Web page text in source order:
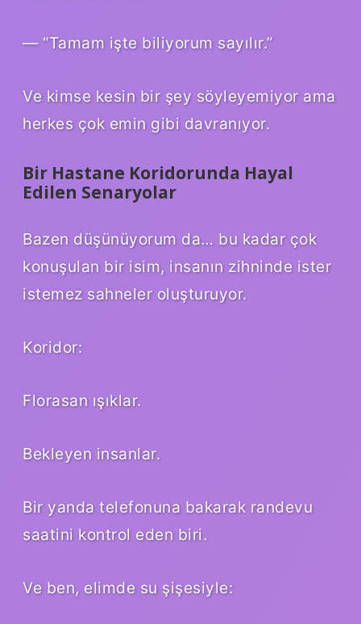
— “Tamam işte biliyorum sayılır.”
Ve kimse kesin bir şey söyleyemiyor ama
herkes çok emin gibi davranıyor.
Bir Hastane Koridorunda Hayal
Edilen Senaryolar
Bazen düşünüyorum da… bu kadar çok
konuşulan bir isim, insanın zihninde ister
istemez sahneler oluşturuyor.
Koridor:
Florasan ışıklar.
Bekleyen insanlar.
Bir yanda telefonuna bakarak randevu
saatini kontrol eden biri.
Ve ben, elimde su şişesiyle: